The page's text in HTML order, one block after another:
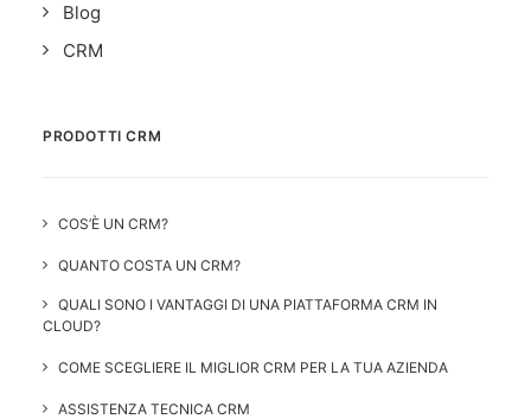
Blog
CRM
PRODOTTI CRM
COS’È UN CRM?
QUANTO COSTA UN CRM?
QUALI SONO I VANTAGGI DI UNA PIATTAFORMA CRM IN
CLOUD?
COME SCEGLIERE IL MIGLIOR CRM PER LA TUA AZIENDA
ASSISTENZA TECNICA CRM